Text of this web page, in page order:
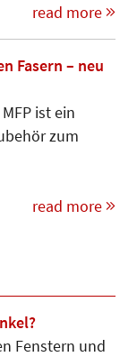
read more
Fasern – neu
ist ein
zum
read more
Fenstern und